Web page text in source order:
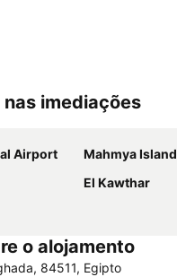
imediações
Airport Mahmya Island
El Kawthar
o alojamento
84511, Egipto